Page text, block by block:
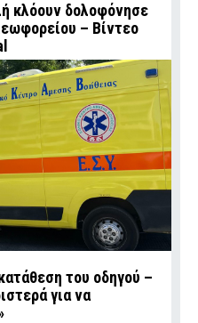
κλόουν δολοφόνησε
– Βίντεο
του οδηγού –
για να